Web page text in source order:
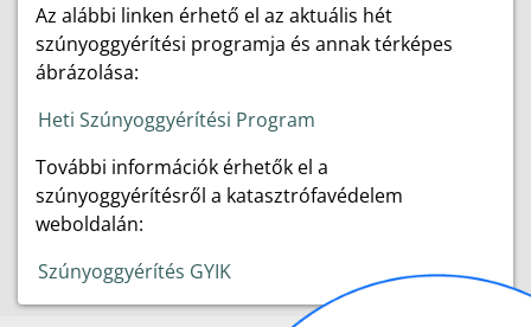
Az alábbi linken érhető el az aktuális hét
szúnyoggyérítési programja és annak térképes
ábrázolása:
Heti Szúnyoggyérítési Program
További információk érhetők el a
szúnyoggyérítésről a katasztrófavédelem
weboldalán:
Szúnyoggyérítés GYIK